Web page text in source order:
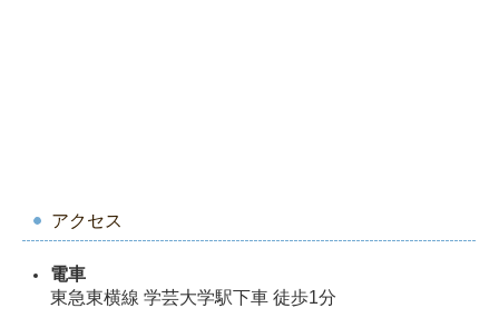
アクセス
電車
東急東横線 学芸大学駅下車 徒歩1分